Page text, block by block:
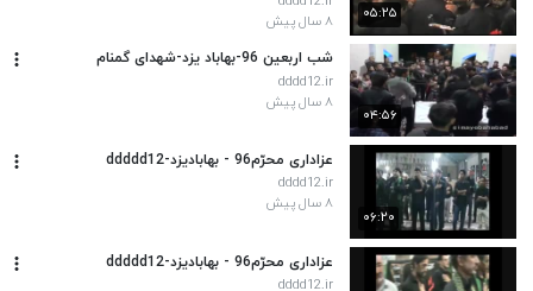
۰۵:۲۵
۸ سال پیش
۰۴:۵۶
شب اربعین 96-بهاباد یزد-شهدای گمنام
dddd12.ir
۸ سال پیش
۰۶:۲۰
عزاداری محرّم96 - بهابادیزد-ddddd12
dddd12.ir
۸ سال پیش
عزاداری محرّم96 - بهابادیزد-ddddd12
dddd12.ir